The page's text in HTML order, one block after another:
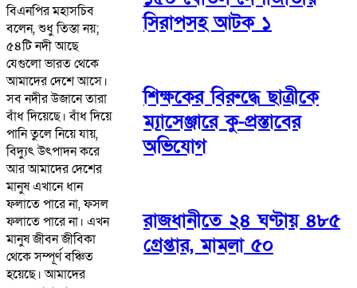
বিএনপির মহাসচিব
বলেন, শুধু তিস্তা নয়;
৫৪টি নদী আছে
যেগুলো ভারত থেকে
আমাদের দেশে আসে।
সব নদীর উজানে তারা
বাঁধ দিয়েছে। বাঁধ দিয়ে
পানি তুলে নিয়ে যায়,
বিদ্যুৎ উৎপাদন করে
আর আমাদের দেশের
মানুষ এখানে ধান
ফলাতে পারে না, ফসল
ফলাতে পারে না। এখন
মানুষ জীবন জীবিকা
থেকে সম্পূর্ণ বঞ্চিত
হয়েছে। আমাদের
সিরাপসহ আটক ১
শিক্ষকের বিরুদ্ধে ছাত্রীকে
ম্যাসেঞ্জারে কু-প্রস্তাবের
অভিযোগ
রাজধানীতে ২৪ ঘণ্টায় ৪৮৫
গ্রেপ্তার, মামলা ৫০